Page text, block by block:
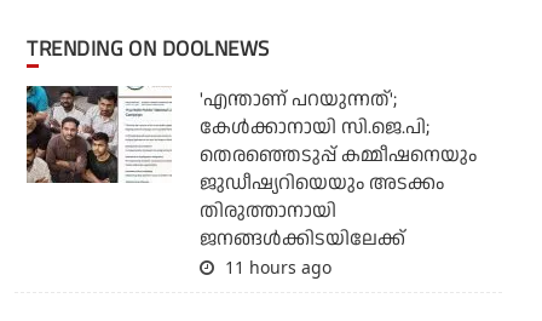
TRENDING ON DOOLNEWS
'എന്താണ് പറയുന്നത്';
കേള്‍ക്കാനായി സി.ജെ.പി;
തെരഞ്ഞെടുപ്പ് കമ്മീഷനെയും
ജുഡീഷ്യറിയെയും അടക്കം
തിരുത്താനായി
ജനങ്ങള്‍ക്കിടയിലേക്ക്
11 hours ago